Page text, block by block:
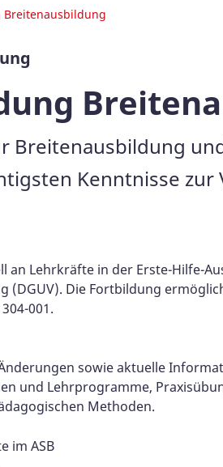
Breitenausbildung
Kenntnisse
an Lehrkräfte in der Erste-Hilfe-
(DGUV). Die Fortbildung
001.
sowie aktuelle
und Lehrprogramme,
Methoden.
im ASB